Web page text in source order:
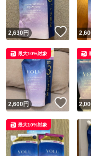
いいね！
2,630円 いい
いいね！
2,600円 いい
最大10%対象
最大10%対象